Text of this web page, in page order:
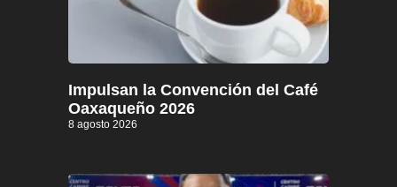
Impulsan la Convención del Café
Oaxaqueño 2026
8 agosto 2026